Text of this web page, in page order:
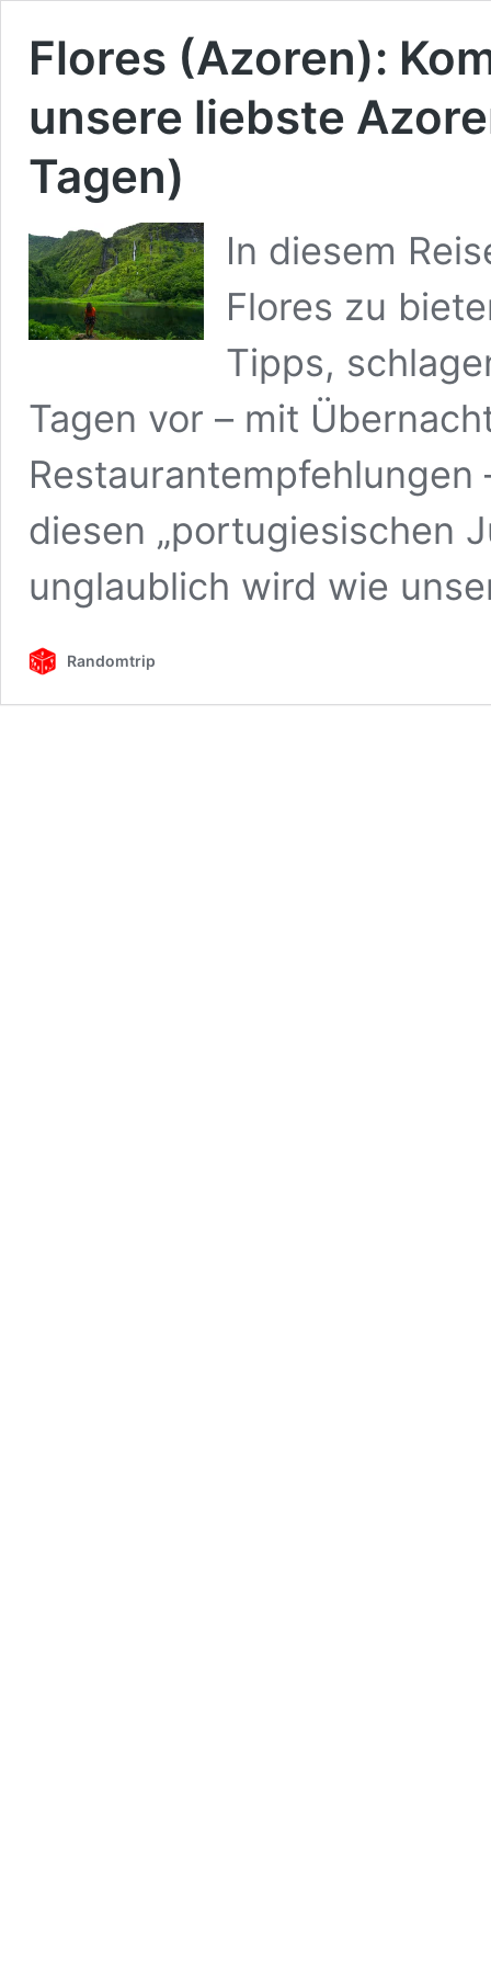
Flores (Azoren):
unsere liebste
Tagen)
In diesem
Flores zu
Tipps,
Tagen vor – mit
Restaurantempfehlungen
diesen „portugiesischen
unglaublich wird wie
Randomtrip